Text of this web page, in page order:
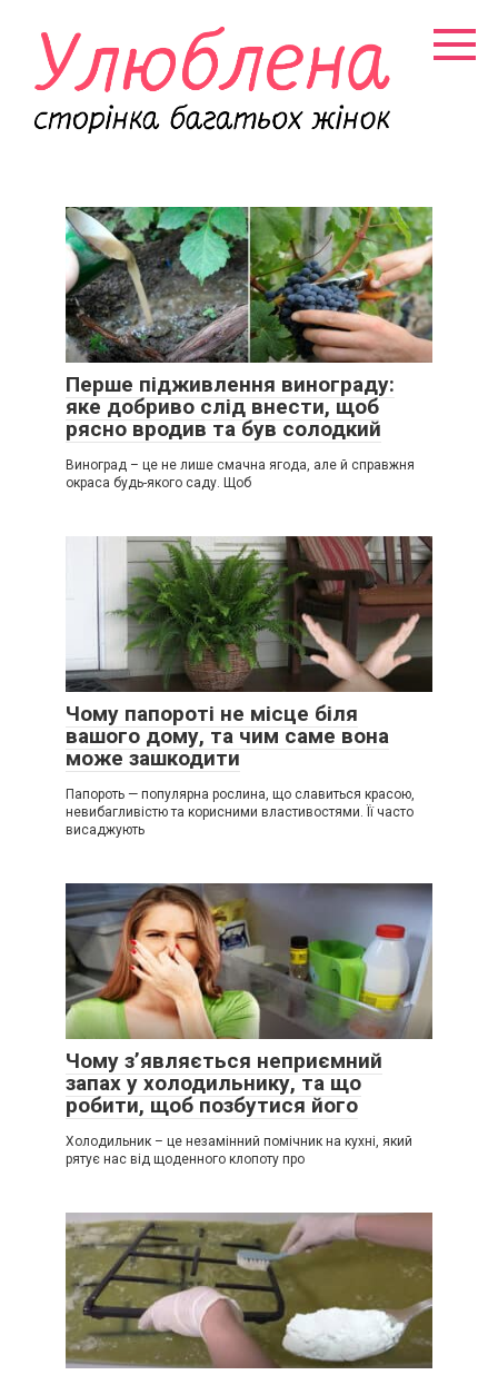
контенту
Перше підживлення винограду:
яке добриво слід внести, щоб
рясно вродив та був солодкий
Виноград – це не лише смачна ягода, але й справжня
окраса будь-якого саду. Щоб
Чому папороті не місце біля
вашого дому, та чим саме вона
може зашкодити
Папороть — популярна рослина, що славиться красою,
невибагливістю та корисними властивостями. Її часто
висаджують
Чому з’являється неприємний
запах у холодильнику, та що
робити, щоб позбутися його
Холодильник – це незамінний помічник на кухні, який
рятує нас від щоденного клопоту про